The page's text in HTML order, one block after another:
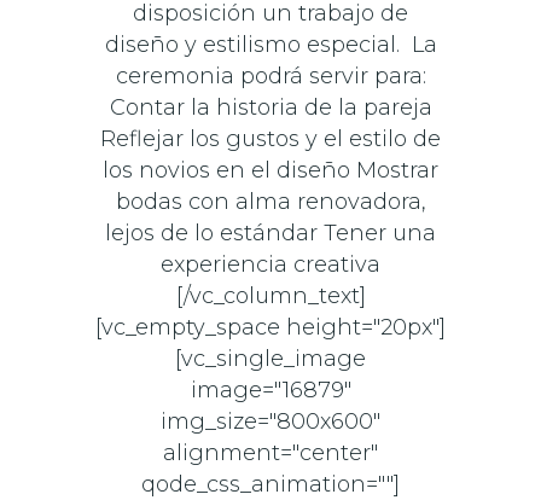
disposición un trabajo de
diseño y estilismo especial. La
ceremonia podrá servir para:
Contar la historia de la pareja
Reflejar los gustos y el estilo de
los novios en el diseño Mostrar
bodas con alma renovadora,
lejos de lo estándar Tener una
experiencia creativa
[/vc_column_text]
[vc_empty_space height="20px"]
[vc_single_image
image="16879"
img_size="800x600"
alignment="center"
qode_css_animation=""]